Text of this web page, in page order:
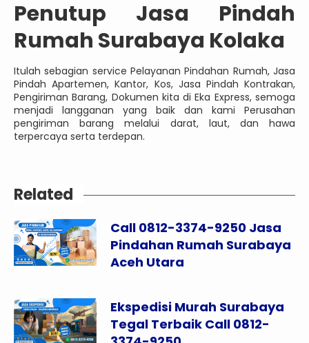
Penutup Jasa Pindah
Rumah Surabaya Kolaka
Itulah sebagian service Pelayanan Pindahan Rumah, Jasa
Pindah Apartemen, Kantor, Kos, Jasa Pindah Kontrakan,
Pengiriman Barang, Dokumen kita di Eka Express, semoga
menjadi langganan yang baik dan kami Perusahan
pengiriman barang melalui darat, laut, dan hawa
terpercaya serta terdepan.
Related
Call 0812-3374-9250 Jasa
Pindahan Rumah Surabaya
Aceh Utara
Ekspedisi Murah Surabaya
Tegal Terbaik Call 0812-